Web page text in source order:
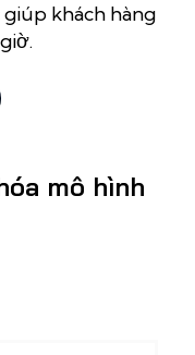
giúp khách hàng
mô hình